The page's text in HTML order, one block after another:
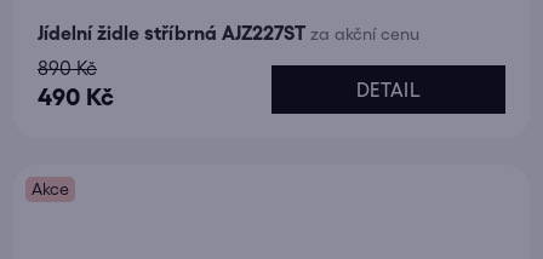
Jídelní židle stříbrná AJZ227ST za akční cenu
490 Kč
890 Kč
DETAIL
Akce